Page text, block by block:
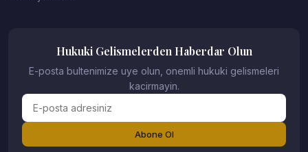
Hukuki Gelismelerden Haberdar Olun
E-posta bultenimize uye olun, onemli hukuki gelismeleri
kacirmayin.
Abone Ol